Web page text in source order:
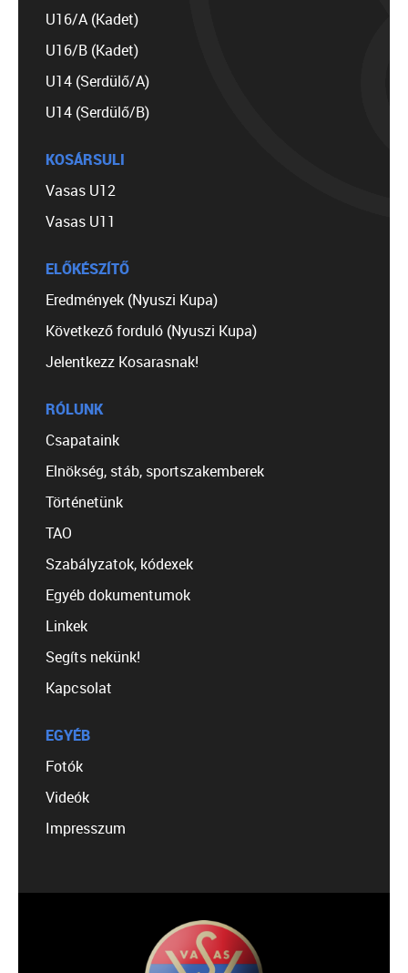
U16/A (Kadet)
U16/B (Kadet)
U14 (Serdülő/A)
U14 (Serdülő/B)
KOSÁRSULI
Vasas U12
Vasas U11
ELŐKÉSZÍTŐ
Eredmények (Nyuszi Kupa)
Következő forduló (Nyuszi Kupa)
Jelentkezz Kosarasnak!
RÓLUNK
Csapataink
Elnökség, stáb, sportszakemberek
Történetünk
TAO
Szabályzatok, kódexek
Egyéb dokumentumok
Linkek
Segíts nekünk!
Kapcsolat
EGYÉB
Fotók
Videók
Impresszum